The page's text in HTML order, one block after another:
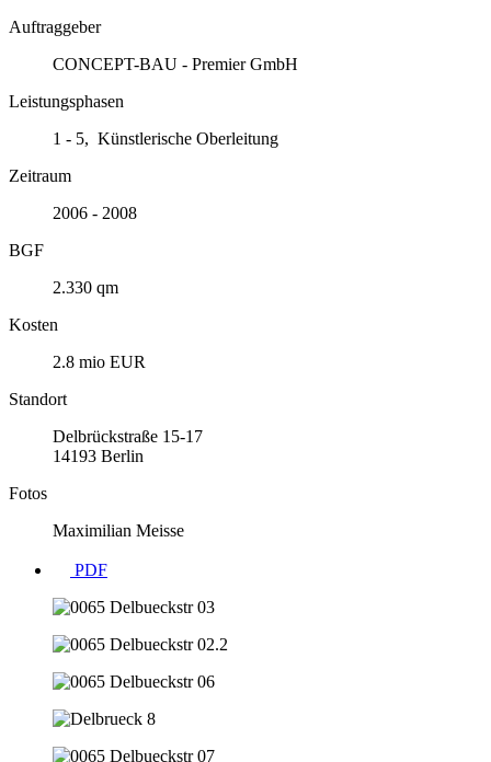
Auftraggeber
CONCEPT-BAU - Premier GmbH
Leistungsphasen
1 - 5, Künstlerische Oberleitung
Zeitraum
2006 - 2008
BGF
2.330 qm
Kosten
2.8 mio EUR
Standort
Delbrückstraße 15-17
14193 Berlin
Fotos
Maximilian Meisse
PDF